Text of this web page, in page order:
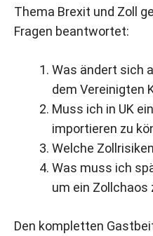
Thema Brexit und Zoll
Fragen beantwortet:
Was ändert sich
dem Vereinigten
Muss ich in UK
importieren zu
Welche
Was muss ich
um ein Zollchaos
Den kompletten